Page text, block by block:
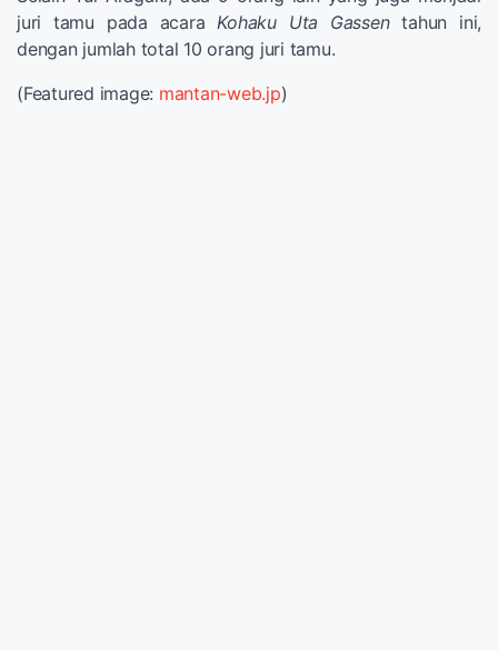
juri tamu pada acara Kohaku Uta Gassentahun ini,
dengan jumlah total 10 orang juri tamu.
(Featured image: mantan-web.jp)